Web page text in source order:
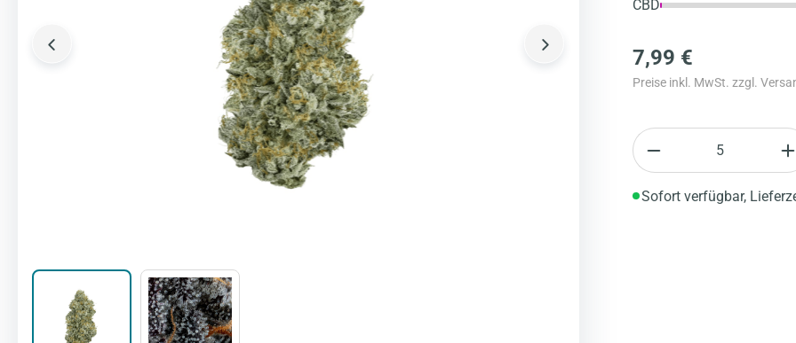
CBD
7,99 €
Preise inkl. MwSt. zzgl.
Anzahl
Sofort verfügbar,